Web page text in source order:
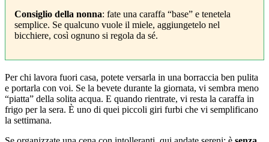
Consiglio della nonna: fate una caraffa “base” e tenetela
semplice. Se qualcuno vuole il miele, aggiungetelo nel
bicchiere, così ognuno si regola da sé.
Per chi lavora fuori casa, potete versarla in una borraccia ben pulita
e portarla con voi. Se la bevete durante la giornata, vi sembra meno
“piatta” della solita acqua. E quando rientrate, vi resta la caraffa in
frigo per la sera. È uno di quei piccoli giri furbi che vi semplificano
la settimana.